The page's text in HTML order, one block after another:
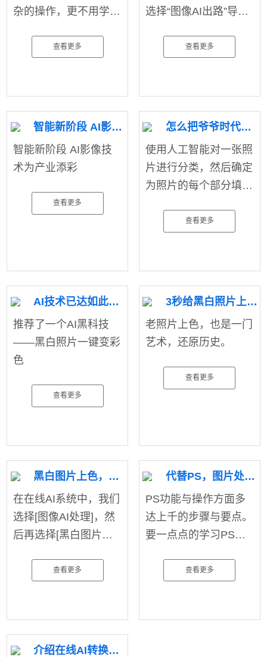
杂的操作，更不用学成
键即可处理，完成图像
查看更多
选择“图像AI出路”导
有：图像去雾​、图像无
查看更多
智能新阶段 AI影像技术为产业添彩，AI智能识别处理
智能新阶段 AI影像技
术为产业添彩
查看更多
怎么把爷爷时代的黑白照上色
使用人工智能​对一张照
片进行分类，然后确定
为照片的每个部分填充
查看更多
AI技术已达如此高度：上色6到飞起
推荐了一个AI黑科技
——黑白照片一键变彩
色
查看更多
3秒给黑白照片上色，一个神奇的网站
老照片上色​，也是一门
艺术，还原历史。
查看更多
黑白图片上色，不再花钱去douyin
在在线AI系统中，我们
选择[图像AI处理]，然
后再选择[黑白图片上
将文件进行上色处理，
查看更多
代替PS，图片处理so easy。
PS功能与操作方面多
达上千的步骤与要点。
要一点点的学习PS软
我给大家找到的这个工
查看更多
介绍在线AI转换官网包含哪些功能？